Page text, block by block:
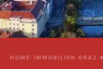
HOME / IMMOBILIEN GRAZ /